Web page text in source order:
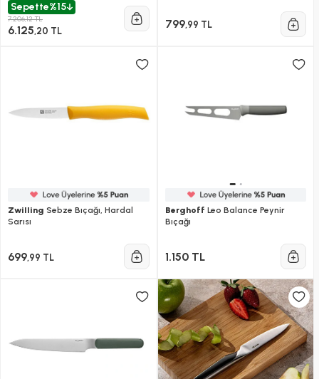
Sepette%15
7.206,12 TL
6.125,20 TL 799,99 TL
Zwilling Sebze Bıçağı, Hardal
Sarısı
699,99 TL
Berghoff Leo Balance Peynir
Bıçağı
1.150 TL